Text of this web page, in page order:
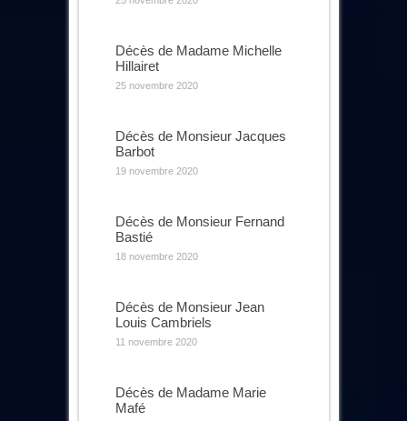
Décès de Madame Michelle
Hillairet
25 novembre 2020
Décès de Monsieur Jacques
Barbot
19 novembre 2020
Décès de Monsieur Fernand
Bastié
18 novembre 2020
Décès de Monsieur Jean
Louis Cambriels
11 novembre 2020
Décès de Madame Marie
Mafé